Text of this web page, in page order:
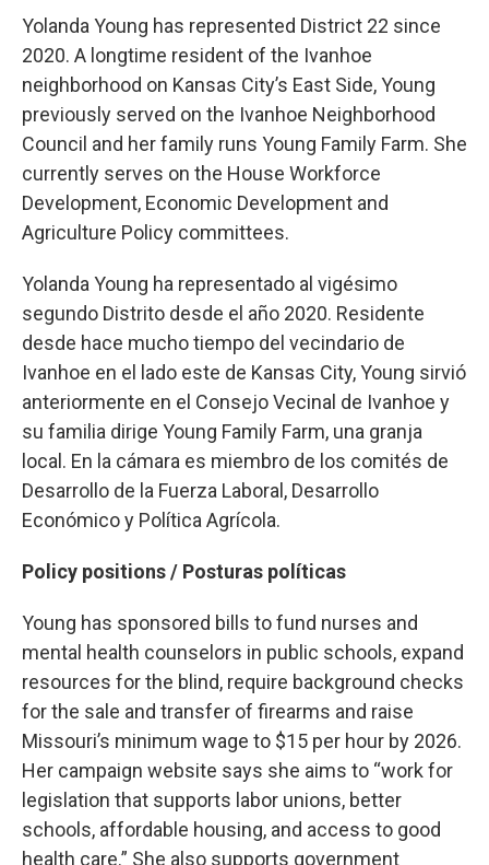
Yolanda Young has represented District 22 since
2020. A longtime resident of the Ivanhoe
neighborhood on Kansas City’s East Side, Young
previously served on the Ivanhoe Neighborhood
Council and her family runs Young Family Farm. She
currently serves on the House Workforce
Development, Economic Development and
Agriculture Policy committees.
Yolanda Young ha representado al vigésimo
segundo Distrito desde el año 2020. Residente
desde hace mucho tiempo del vecindario de
Ivanhoe en el lado este de Kansas City, Young sirvió
anteriormente en el Consejo Vecinal de Ivanhoe y
su familia dirige Young Family Farm, una granja
local. En la cámara es miembro de los comités de
Desarrollo de la Fuerza Laboral, Desarrollo
Económico y Política Agrícola.
Policy positions / Posturas políticas
Young has sponsored bills to fund nurses and
mental health counselors in public schools, expand
resources for the blind, require background checks
for the sale and transfer of firearms and raise
Missouri’s minimum wage to $15 per hour by 2026.
Her campaign website says she aims to “work for
legislation that supports labor unions, better
schools, affordable housing, and access to good
health care.” She also supports government